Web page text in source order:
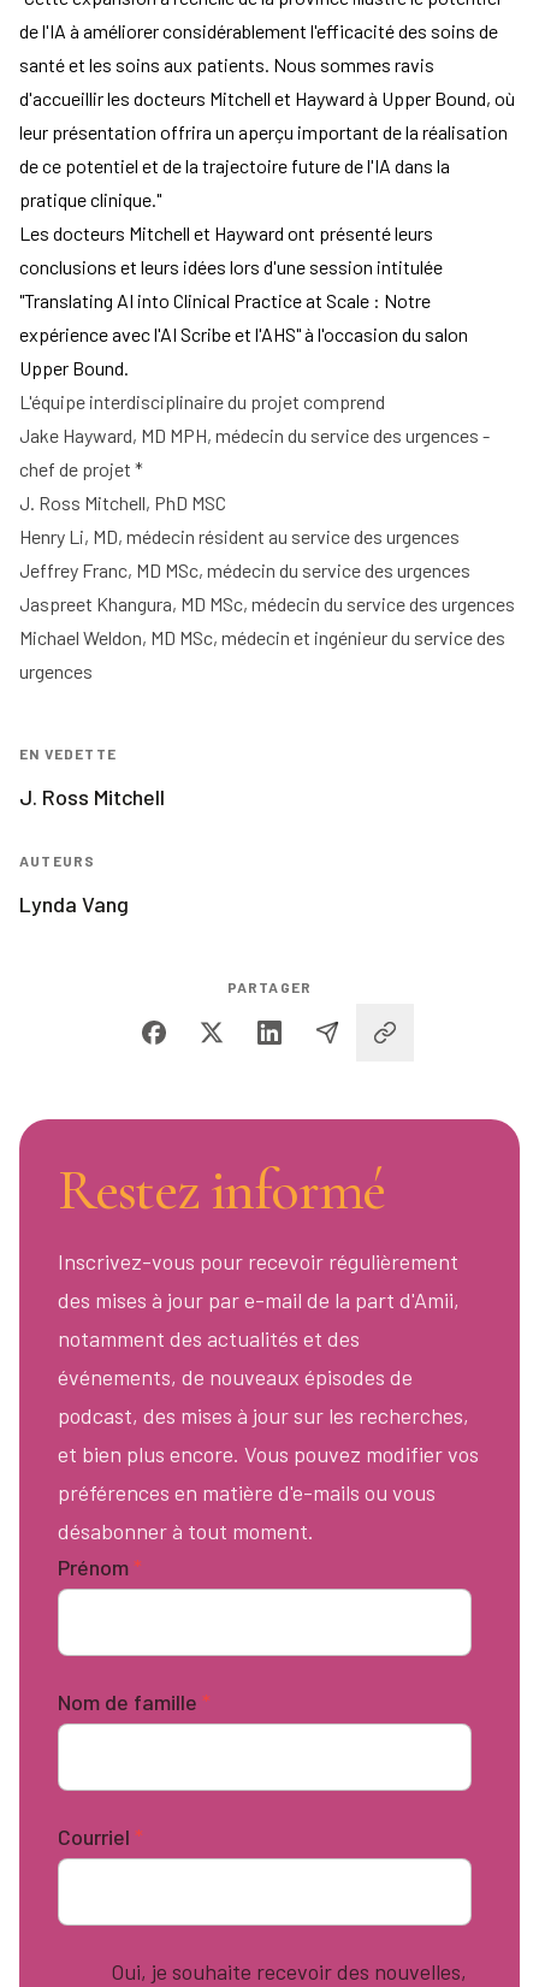
de l'IA à améliorer considérablement l'efficacité des soins de
santé et les soins aux patients. Nous sommes ravis
d'accueillir les docteurs Mitchell et Hayward à Upper Bound, où
leur présentation offrira un aperçu important de la réalisation
de ce potentiel et de la trajectoire future de l'IA dans la
pratique clinique."
Les docteurs Mitchell et Hayward ont présenté leurs
conclusions et leurs idées lors d'une session intitulée
"Translating AI into Clinical Practice at Scale : Notre
expérience avec l'AI Scribe et l'AHS" à l'occasion du salon
Upper Bound.
L'équipe interdisciplinaire du projet comprend
Jake Hayward, MD MPH, médecin du service des urgences -
chef de projet *
J. Ross Mitchell, PhD MSC
Henry Li, MD, médecin résident au service des urgences
Jeffrey Franc, MD MSc, médecin du service des urgences
Jaspreet Khangura, MD MSc, médecin du service des urgences
Michael Weldon, MD MSc, médecin et ingénieur du service des
urgences
EN VEDETTE
J. Ross Mitchell
AUTEURS
Lynda Vang
PARTAGER
Restez informé
Inscrivez-vous pour recevoir régulièrement
des mises à jour par e-mail de la part d'Amii,
notamment des actualités et des
événements, de nouveaux épisodes de
podcast, des mises à jour sur les recherches,
et bien plus encore. Vous pouvez modifier vos
préférences en matière d'e-mails ou vous
désabonner à tout moment.
Prénom*
Nom de famille *
Courriel *
Oui, je souhaite recevoir des nouvelles,